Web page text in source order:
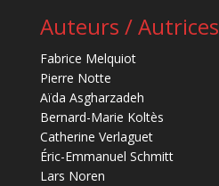
Auteurs / Autrices
Fabrice Melquiot
Pierre Notte
Aïda Asgharzadeh
Bernard-Marie Koltès
Catherine Verlaguet
Éric-Emmanuel Schmitt
Lars Noren